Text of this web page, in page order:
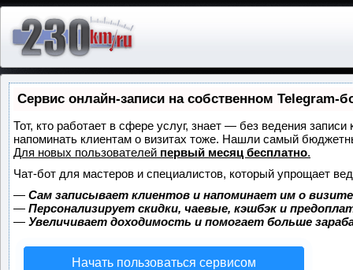
Сервис онлайн-записи на собственном Telegram-
Тот, кто работает в сфере услуг, знает — без ведения
напоминать клиентам о визитах тоже. Нашли самый
Для новых пользователей первый месяц бесплатно.
Чат-бот для мастеров и специалистов, который упрощает
— Сам записывает клиентов и напоминает им о
— Персонализирует скидки, чаевые, кэшбэк и
— Увеличивает доходимость и помогает больше
Начать пользоваться сервисом